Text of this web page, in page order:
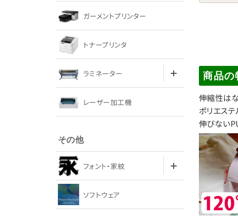
商品の
伸縮性は
ポリエス
伸びない
ガーメントプリンター
トナープリンタ
ラミネーター
レーザー加工機
その他
フォント・家紋
ソフトウェア